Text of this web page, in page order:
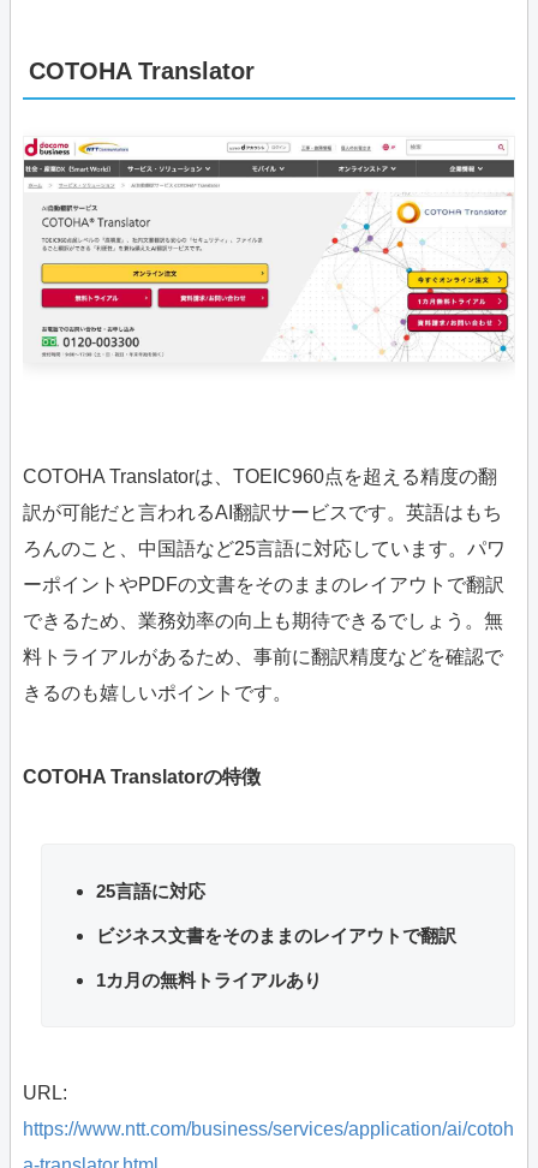
COTOHA Translator
COTOHA Translatorは、TOEIC960点を超える精度の翻
訳が可能だと言われるAI翻訳サービスです。英語はもち
ろんのこと、中国語など25言語に対応しています。パワ
ーポイントやPDFの文書をそのままのレイアウトで翻訳
できるため、業務効率の向上も期待できるでしょう。無
料トライアルがあるため、事前に翻訳精度などを確認で
きるのも嬉しいポイントです。
COTOHA Translatorの特徴
25言語に対応
ビジネス文書をそのままのレイアウトで翻訳
1カ月の無料トライアルあり
URL:
https://www.ntt.com/business/services/application/ai/cotoh